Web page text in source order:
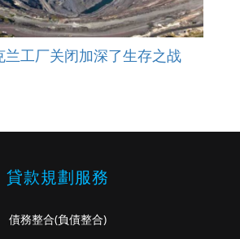
工厂关闭加深了生存之战
貸款規劃服務
債務整合(負債整合)